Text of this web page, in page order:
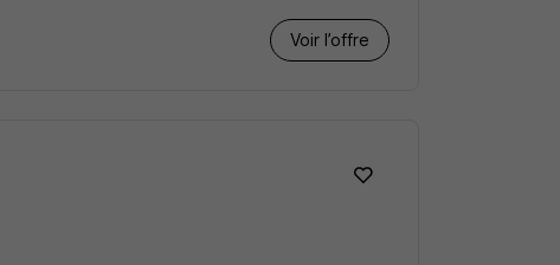
Voir l’offre